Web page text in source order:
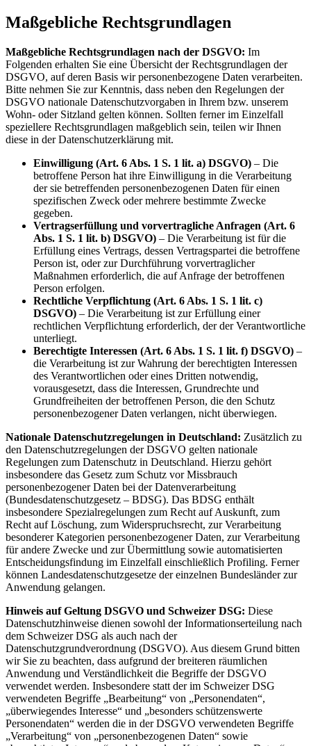
Maßgebliche Rechtsgrundlagen
Maßgebliche Rechtsgrundlagen nach der DSGVO: Im
Folgenden erhalten Sie eine Übersicht der Rechtsgrundlagen der
DSGVO, auf deren Basis wir personenbezogene Daten verarbeiten.
Bitte nehmen Sie zur Kenntnis, dass neben den Regelungen der
DSGVO nationale Datenschutzvorgaben in Ihrem bzw. unserem
Wohn- oder Sitzland gelten können. Sollten ferner im Einzelfall
speziellere Rechtsgrundlagen maßgeblich sein, teilen wir Ihnen
diese in der Datenschutzerklärung mit.
Einwilligung (Art. 6 Abs. 1 S. 1 lit. a) DSGVO) – Die
betroffene Person hat ihre Einwilligung in die Verarbeitung
der sie betreffenden personenbezogenen Daten für einen
spezifischen Zweck oder mehrere bestimmte Zwecke
gegeben.
Vertragserfüllung und vorvertragliche Anfragen (Art. 6
Abs. 1 S. 1 lit. b) DSGVO) – Die Verarbeitung ist für die
Erfüllung eines Vertrags, dessen Vertragspartei die betroffene
Person ist, oder zur Durchführung vorvertraglicher
Maßnahmen erforderlich, die auf Anfrage der betroffenen
Person erfolgen.
Rechtliche Verpflichtung (Art. 6 Abs. 1 S. 1 lit. c)
DSGVO) – Die Verarbeitung ist zur Erfüllung einer
rechtlichen Verpflichtung erforderlich, der der Verantwortliche
unterliegt.
Berechtigte Interessen (Art. 6 Abs. 1 S. 1 lit. f) DSGVO) –
die Verarbeitung ist zur Wahrung der berechtigten Interessen
des Verantwortlichen oder eines Dritten notwendig,
vorausgesetzt, dass die Interessen, Grundrechte und
Grundfreiheiten der betroffenen Person, die den Schutz
personenbezogener Daten verlangen, nicht überwiegen.
Nationale Datenschutzregelungen in Deutschland: Zusätzlich zu
den Datenschutzregelungen der DSGVO gelten nationale
Regelungen zum Datenschutz in Deutschland. Hierzu gehört
insbesondere das Gesetz zum Schutz vor Missbrauch
personenbezogener Daten bei der Datenverarbeitung
(Bundesdatenschutzgesetz – BDSG). Das BDSG enthält
insbesondere Spezialregelungen zum Recht auf Auskunft, zum
Recht auf Löschung, zum Widerspruchsrecht, zur Verarbeitung
besonderer Kategorien personenbezogener Daten, zur Verarbeitung
für andere Zwecke und zur Übermittlung sowie automatisierten
Entscheidungsfindung im Einzelfall einschließlich Profiling. Ferner
können Landesdatenschutzgesetze der einzelnen Bundesländer zur
Anwendung gelangen.
Hinweis auf Geltung DSGVO und Schweizer DSG: Diese
Datenschutzhinweise dienen sowohl der Informationserteilung nach
dem Schweizer DSG als auch nach der
Datenschutzgrundverordnung (DSGVO). Aus diesem Grund bitten
wir Sie zu beachten, dass aufgrund der breiteren räumlichen
Anwendung und Verständlichkeit die Begriffe der DSGVO
verwendet werden. Insbesondere statt der im Schweizer DSG
verwendeten Begriffe „Bearbeitung“ von „Personendaten“,
„überwiegendes Interesse“ und „besonders schützenswerte
Personendaten“ werden die in der DSGVO verwendeten Begriffe
„Verarbeitung“ von „personenbezogenen Daten“ sowie